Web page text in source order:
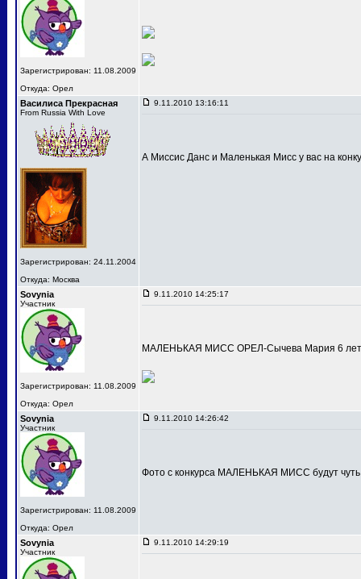
Зарегистрирован: 11.08.2009
Откуда: Орел
Василиса Прекрасная
From Russia With Love
Зарегистрирован: 24.11.2004
Откуда: Москва
9.11.2010 13:16:11
А Миссис Данс и Маленькая Мисс у вас на
Sovynia
Участник
Зарегистрирован: 11.08.2009
Откуда: Орел
9.11.2010 14:25:17
МАЛЕНЬКАЯ МИСС ОРЕЛ-Сычева Мария 6
Sovynia
Участник
Зарегистрирован: 11.08.2009
Откуда: Орел
9.11.2010 14:26:42
Фото с конкурса МАЛЕНЬКАЯ МИСС будут
Sovynia
Участник
9.11.2010 14:29:19